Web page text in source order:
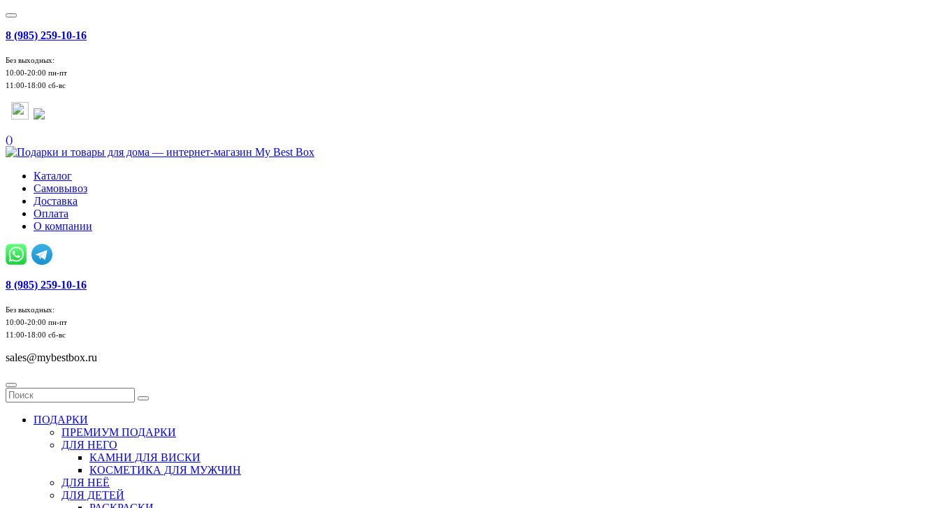
8 (985) 259-10-16
Без выходных:
10:00-20:00 пн-пт
11:00-18:00 сб-вс
()
Каталог
Самовывоз
Доставка
Оплата
О компании
8 (985) 259-10-16
Без выходных:
10:00-20:00 пн-пт
11:00-18:00 сб-вс
sales@mybestbox.ru
ПОДАРКИ
ПРЕМИУМ ПОДАРКИ
ДЛЯ НЕГО
КАМНИ ДЛЯ ВИСКИ
КОСМЕТИКА ДЛЯ МУЖЧИН
ДЛЯ НЕЁ
ДЛЯ ДЕТЕЙ